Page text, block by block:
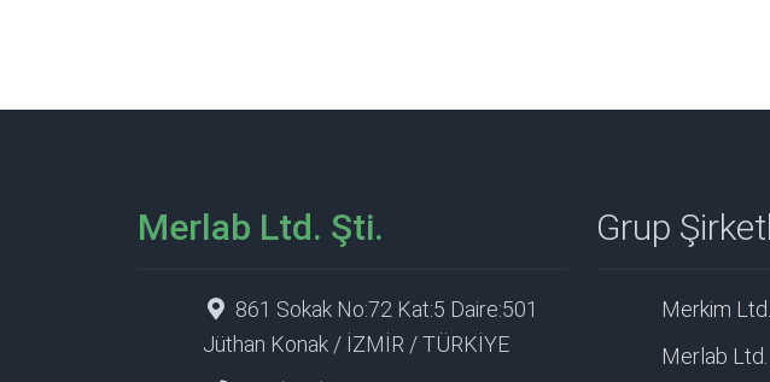
Merlab Ltd. Şti.
861 Sokak No:72 Kat:5 Daire:501
Jüthan Konak / İZMİR / TÜRKİYE
Grup
Merkim
Merlab Ltd.